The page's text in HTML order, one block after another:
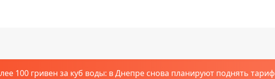
100 гривен за куб воды: в Днепре снова планируют поднять тариф